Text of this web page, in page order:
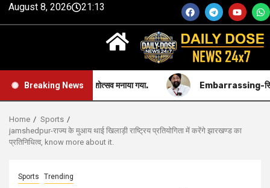
August 8, 2026 21:13
Breaking News
का प्रकाशोत्सव मनाया गया. Embarrassing-सिख समुदाय की
Home
Sports
jamshedpur-राज्य के मुआय थाई खिलाड़ी राष्ट्रिय प्रतियोगिता में करेंगे झारखण्ड का
प्रतिनिधित्व, know more about it.
Sports Trending